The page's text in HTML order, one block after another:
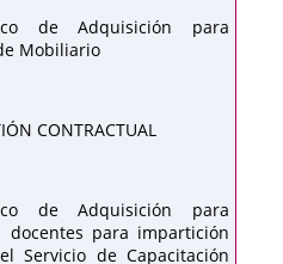
de Adquisición para
Mobiliario
CONTRACTUAL
de Adquisición para
docentes para impartición
Servicio de Capacitación